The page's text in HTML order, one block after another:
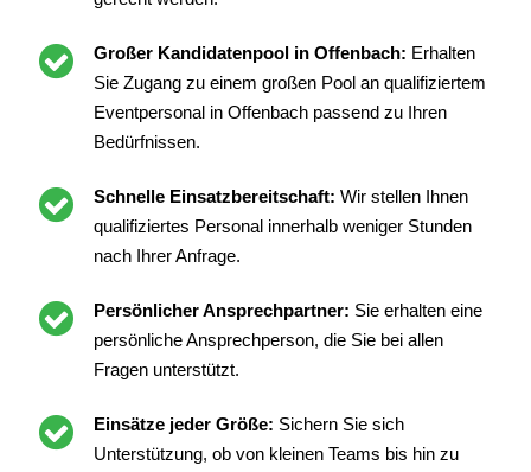
Großer Kandidatenpool in Offenbach: Erhalten
Sie Zugang zu einem großen Pool an qualifiziertem
Eventpersonal in Offenbach passend zu Ihren
Bedürfnissen.
Schnelle Einsatzbereitschaft: Wir stellen Ihnen
qualifiziertes Personal innerhalb weniger Stunden
nach Ihrer Anfrage.
Persönlicher Ansprechpartner: Sie erhalten eine
persönliche Ansprechperson, die Sie bei allen
Fragen unterstützt.
Einsätze jeder Größe: Sichern Sie sich
Unterstützung, ob von kleinen Teams bis hin zu